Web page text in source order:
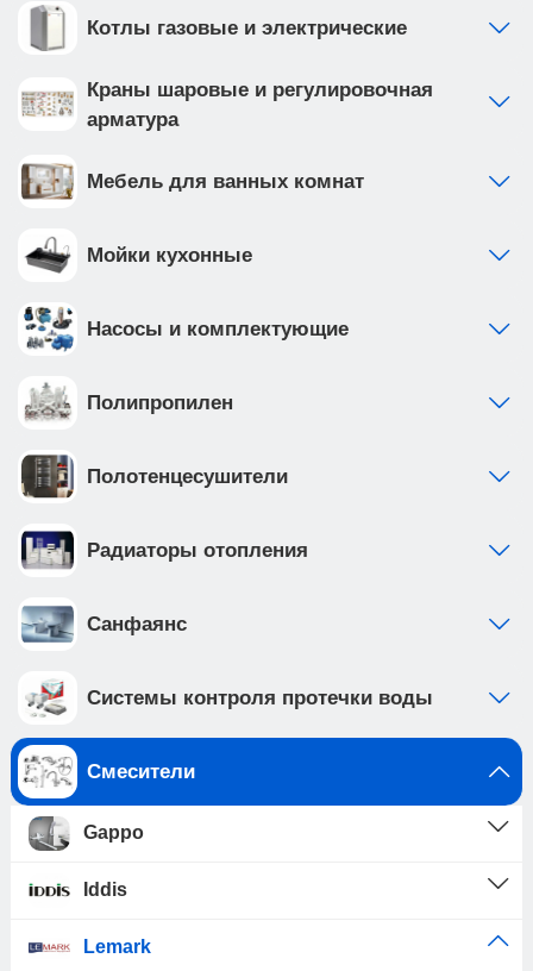
Котлы газовые и электрические
Краны шаровые и регулировочная
арматура
Мебель для ванных комнат
Мойки кухонные
Насосы и комплектующие
Полипропилен
Полотенцесушители
Радиаторы отопления
Санфаянс
Системы контроля протечки воды
Смесители
Gappo
Iddis
Lemark